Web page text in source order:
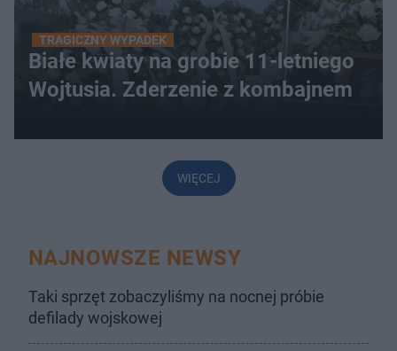
TRAGICZNY WYPADEK
Białe kwiaty na grobie 11-letniego
Wojtusia. Zderzenie z kombajnem
WIĘCEJ
NAJNOWSZE NEWSY
Taki sprzęt zobaczyliśmy na nocnej próbie
defilady wojskowej